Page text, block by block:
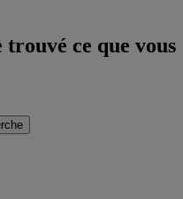
trouvé ce que vous